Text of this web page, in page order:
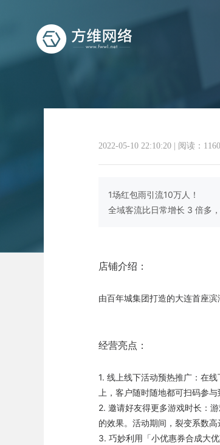
2022-05-10 22:10:20 | 阅读：1160
1场红包雨引流10万人！
全域客流比日常增长 3 倍多
店铺介绍：
由百年城集团打造的大连首座滨
经营亮点：
1. 线上线下活动预热推广：在
上，客户随时随地都可扫码参
2. 邀请好友得更多游戏时长：
的效果。活动期间，裂变系数
3. 巧妙利用「小优惠券合成大